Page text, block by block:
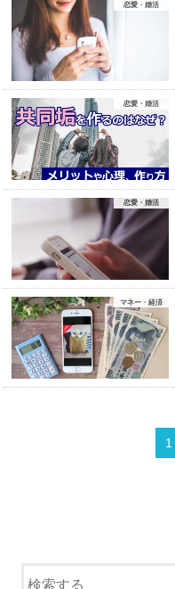
恋愛・婚活
恋愛・婚活
恋愛・婚活
マネー・経済
1